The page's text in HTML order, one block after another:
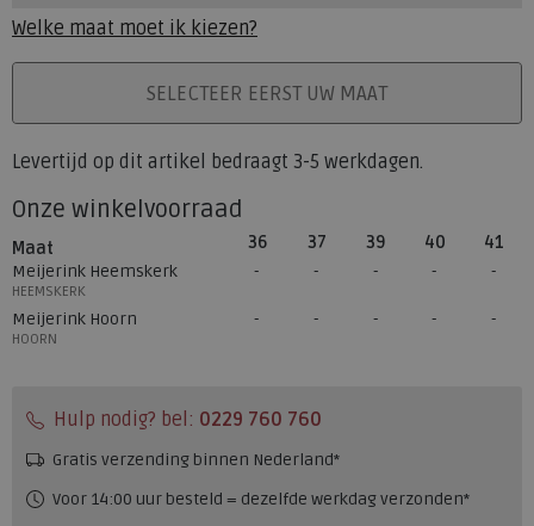
Welke maat moet ik kiezen?
PLAATS IN WINKELMANDSELECTEER EERST UW MAAT
Levertijd op dit artikel bedraagt 3-5 werkdagen.
Onze winkelvoorraad
Maat 36 37 39 40
41
Meijerink Heemskerk
HEEMSKERK
Meijerink Hoorn
HOORN
Hulp nodig? bel: 0229 760 760
Gratis verzending binnen Nederland*
Voor 14:00 uur besteld = dezelfde werkdag verzonden*